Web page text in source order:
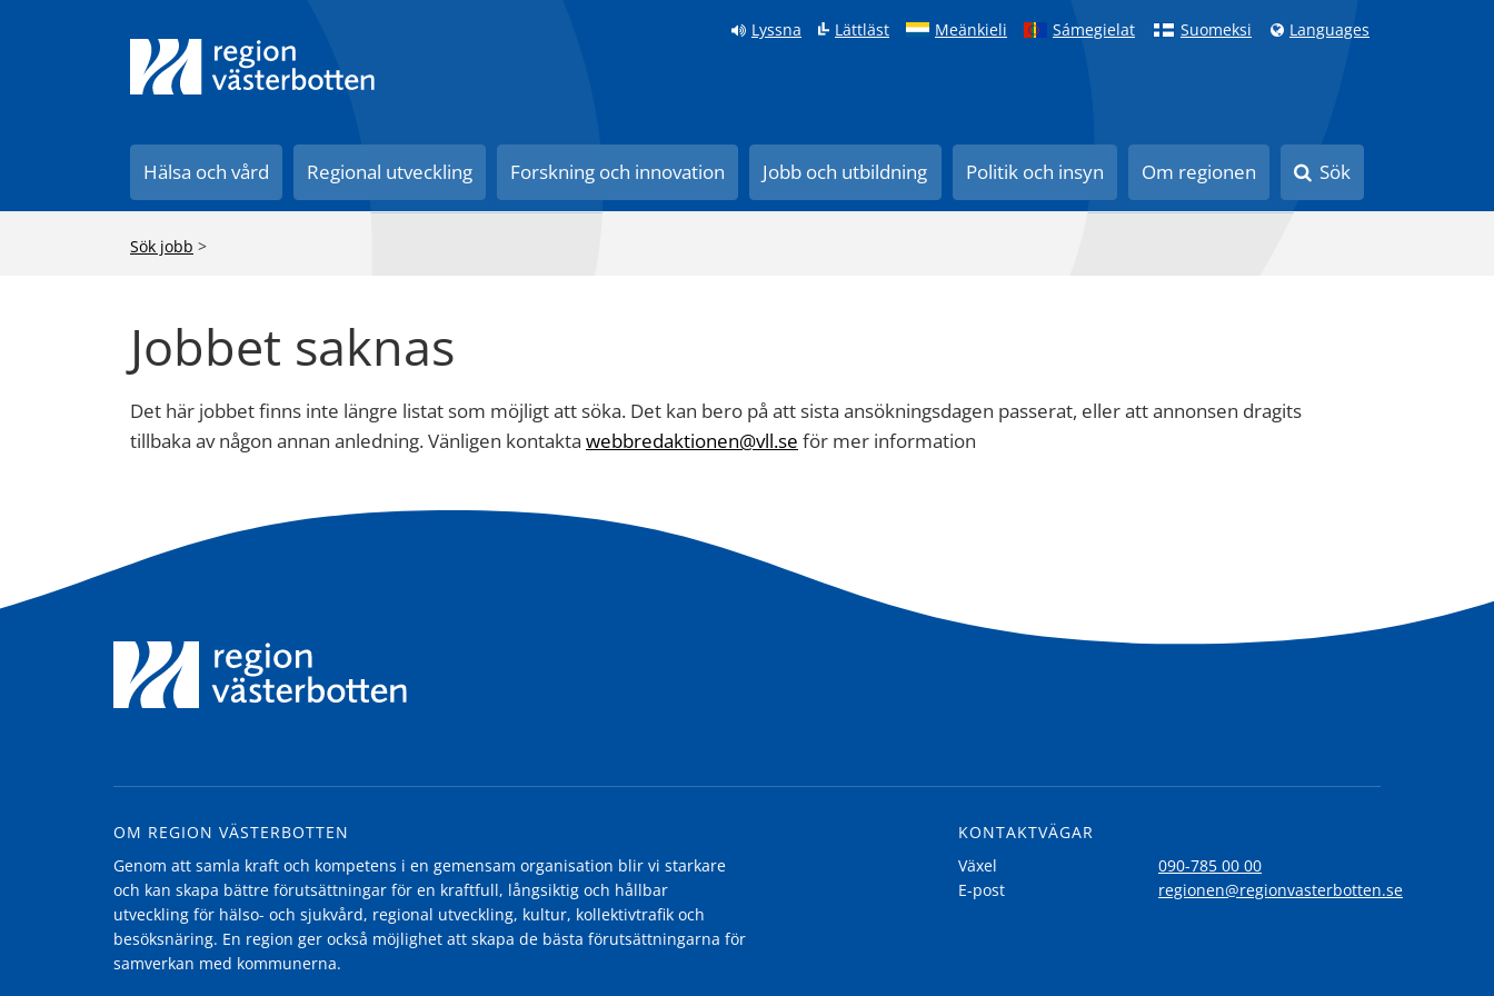
Lyssna Lättläst Meänkieli Sámegielat Suomeksi Languages
Hälsa och vård Regional utveckling Forskning och innovation Jobb och utbildning Politik och insyn Om regionen Sök
Sök jobb >
Jobbet saknas
Det här jobbet finns inte längre listat som möjligt att söka. Det kan bero på att sista ansökningsdagen passerat, eller att annonsen dragits
tillbaka av någon annan anledning. Vänligen kontakta webbredaktionen@vll.se för mer information
OM REGION VÄSTERBOTTEN
Genom att samla kraft och kompetens i en gemensam organisation blir vi starkare
och kan skapa bättre förutsättningar för en kraftfull, långsiktig och hållbar
utveckling för hälso- och sjukvård, regional utveckling, kultur, kollektivtrafik och
besöksnäring. En region ger också möjlighet att skapa de bästa förutsättningarna för
samverkan med kommunerna.
KONTAKTVÄGAR
Växel
090-785 00 00
E-post
regionen@regionvasterbotten.se